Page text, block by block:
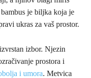
je biljka koja je
ukras za vaš prostor.
izbor. Njezin
prostora i
i umora. Metvica